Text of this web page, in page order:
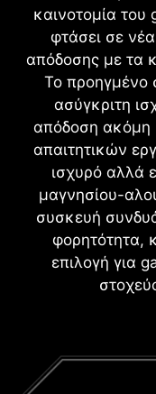
καινοτομία του
φτάσει σε
απόδοσης με τα
Το προηγμένο
ασύγκριτη
απόδοση ακόμη
απαιτητικών
ισχυρό αλλά
μαγνησίου-
συσκευή
φορητότητα,
επιλογή για